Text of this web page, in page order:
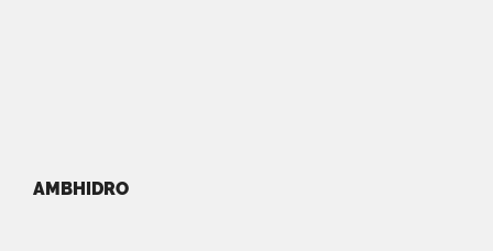
AMBHIDRO